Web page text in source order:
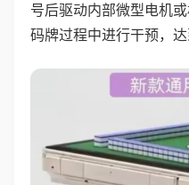
号后驱动内部微型电机
码牌过程中进行干预，达